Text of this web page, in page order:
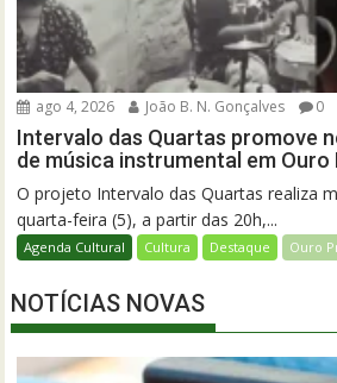
ago 4, 2026 João B. N. Gonçalves 0
Intervalo das Quartas promove
de música instrumental em Ouro
O projeto Intervalo das Quartas realiza
quarta-feira (5), a partir das 20h,...
Agenda Cultural Cultura Destaque Ouro
NOTÍCIAS NOVAS